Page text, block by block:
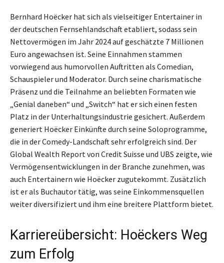
Bernhard Hoëcker hat sich als vielseitiger Entertainer in
der deutschen Fernsehlandschaft etabliert, sodass sein
Nettovermögen im Jahr 2024 auf geschätzte 7 Millionen
Euro angewachsen ist. Seine Einnahmen stammen
vorwiegend aus humorvollen Auftritten als Comedian,
Schauspieler und Moderator. Durch seine charismatische
Präsenz und die Teilnahme an beliebten Formaten wie
„Genial daneben“ und „Switch“ hat er sich einen festen
Platz in der Unterhaltungsindustrie gesichert. Außerdem
generiert Hoëcker Einkünfte durch seine Soloprogramme,
die in der Comedy-Landschaft sehr erfolgreich sind. Der
Global Wealth Report von Credit Suisse und UBS zeigte, wie
Vermögensentwicklungen in der Branche zunehmen, was
auch Entertainern wie Hoëcker zugutekommt. Zusätzlich
ist er als Buchautor tätig, was seine Einkommensquellen
weiter diversifiziert und ihm eine breitere Plattform bietet.
Karriereübersicht: Hoëckers Weg
zum Erfolg